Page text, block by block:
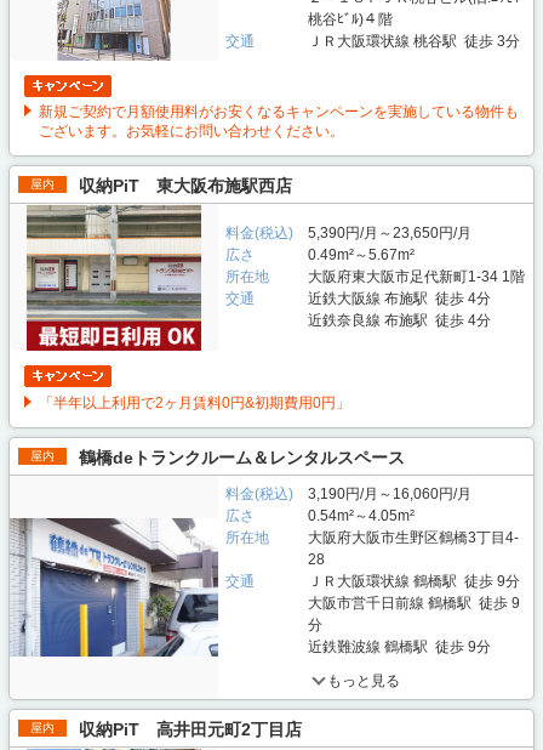
桃谷ﾋﾞﾙ)４階
交通
ＪＲ大阪環状線 桃谷駅 徒歩 3分
新規ご契約で月額使用料がお安くなるキャンペーンを実施している物件も
ございます。お気軽にお問い合わせください。
屋内 収納PiT 東大阪布施駅西店
料金(税込)
5,390円/月～23,650円/月
広さ
0.49m²～5.67m²
所在地
大阪府東大阪市足代新町1-34 1階
交通
近鉄大阪線 布施駅 徒歩 4分
近鉄奈良線 布施駅 徒歩 4分
「半年以上利用で2ヶ月賃料0円&初期費用0円」
屋内 鶴橋deトランクルーム＆レンタルスペース
料金(税込)
3,190円/月～16,060円/月
広さ
0.54m²～4.05m²
所在地
大阪府大阪市生野区鶴橋3丁目4-
28
交通
ＪＲ大阪環状線 鶴橋駅 徒歩 9分
大阪市営千日前線 鶴橋駅 徒歩 9
分
近鉄難波線 鶴橋駅 徒歩 9分
もっと見る
屋内 収納PiT 高井田元町2丁目店